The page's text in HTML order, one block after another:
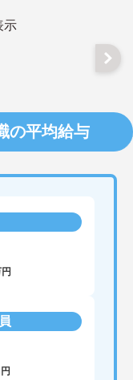
示
の平均給与
円